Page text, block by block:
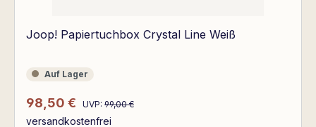
Joop! Papiertuchbox Crystal Line Weiß
Auf Lager
Auf Lager
Verkaufspreis:
98,50 € Regulärer Preis:
UVP: 99,00 €
versandkostenfrei